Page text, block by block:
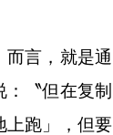
而言，就是通
〝但在复制
上跑」，但要